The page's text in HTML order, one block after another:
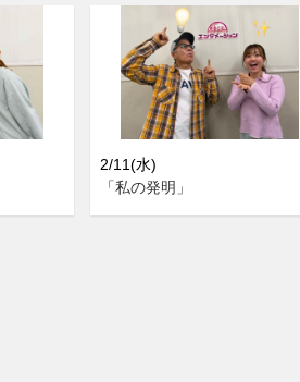
2/11(水)
「私の発明」